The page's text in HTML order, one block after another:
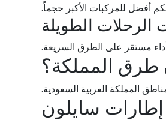
أفضل للمركبات الأكبر حجماً.
الرحلات الطويلة
مستقر على الطرق السريعة.
طرق المملكة؟
المملكة العربية السعودية.
إطارات سايلون